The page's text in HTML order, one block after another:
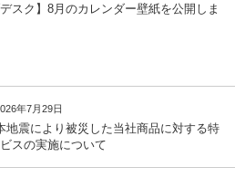
デスク】8月のカレンダー壁紙を公開しま
年7月29日
地震により被災した当社商品に対する特
スの実施について